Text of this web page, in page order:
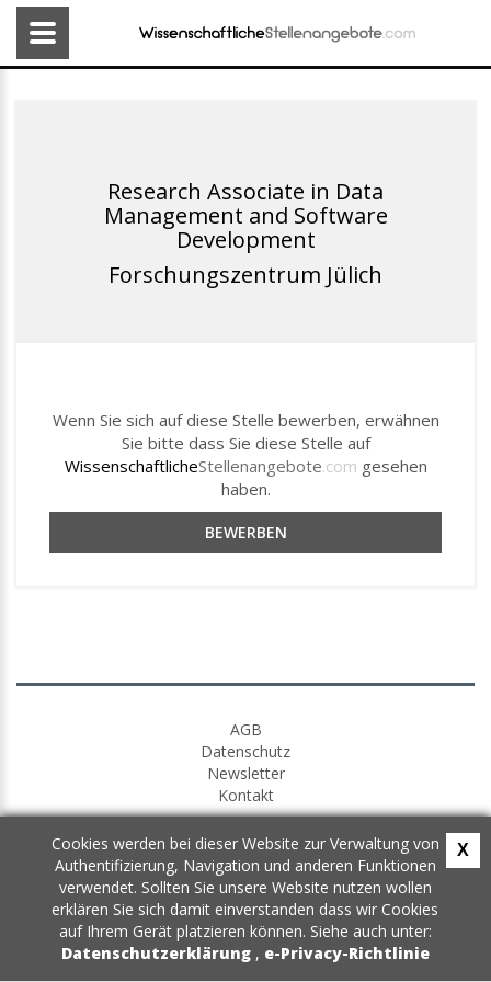
Research Associate in Data
Management and Software
Development
Forschungszentrum Jülich
Wenn Sie sich auf diese Stelle bewerben, erwähnen
Sie bitte dass Sie diese Stelle auf
WissenschaftlicheStellenangebote.com gesehen
haben.
BEWERBEN
AGB
Datenschutz
Newsletter
Kontakt
Cookies werden bei dieser Website zur Verwaltung von
Authentifizierung, Navigation und anderen Funktionen
verwendet. Sollten Sie unsere Website nutzen wollen
erklären Sie sich damit einverstanden dass wir Cookies
auf Ihrem Gerät platzieren können. Siehe auch unter:
Datenschutzerklärung , e-Privacy-Richtlinie
X